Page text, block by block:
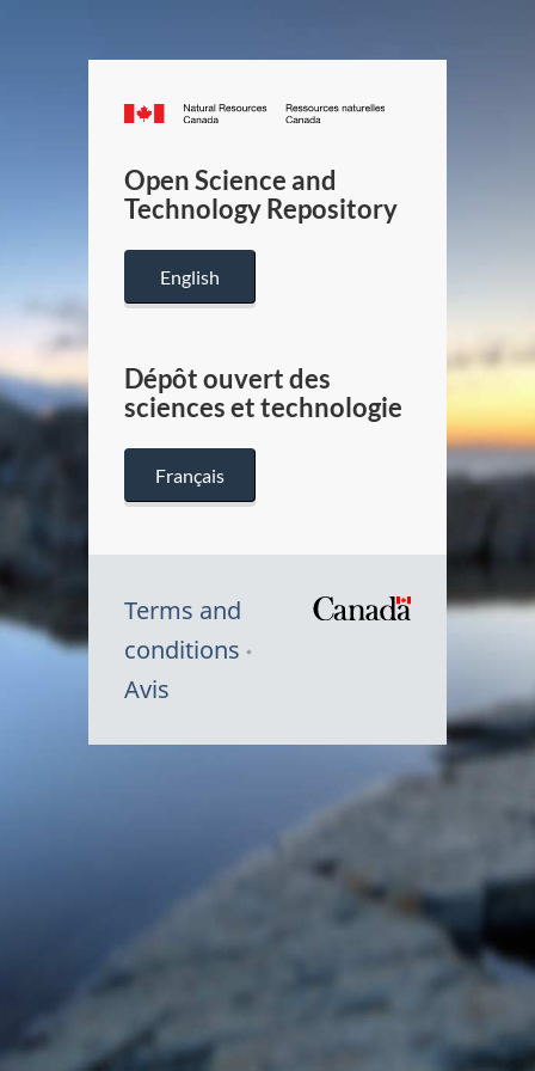
Canada.ca
/
Canada
Open Science and
Technology Repository
English
Dépôt ouvert des
sciences et technologie
Français
Terms and
conditions
Avis
du